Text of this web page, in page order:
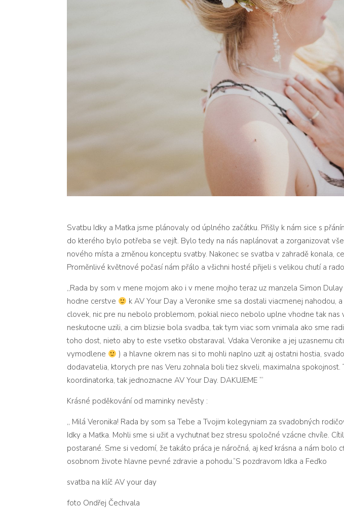
Svatbu Idky a Maťka jsme plánovaly od úplného začátku. Přišly k nám sice s
do kterého bylo potřeba se vejít. Bylo tedy na nás naplánovat a zorganizovat
nového místa a změnou konceptu svatby. Nakonec se svatba v zahradě konala,
Proměnlivé květnové počasí nám přálo a všichni hosté přijeli s velikou chutí a
,,Rada by som v mene mojom ako i v mene mojho teraz uz manzela Simon Dulay
hodne cerstve
k AV Your Day a Veronike sme sa dostali viacmenej
clovek, nic pre nu nebolo problemom, pokial nieco nebolo uplne vhodne tak
neskutocne uzili, a cim blizsie bola svadba, tak tym viac som vnimala ako sme
toho dost, nieto aby to este vsetko obstaraval. Vdaka Veronike a jej uzasnemu
vymodlene
) a hlavne okrem nas si to mohli naplno uzit aj ostatni hostia,
dodavatelia, ktorych pre nas Veru zohnala boli tiez skveli, maximalna
koordinatorka, tak jednoznacne AV Your Day. DAKUJEME “‘
Krásné poděkování od maminky nevěsty :
,, Milá Veronika! Rada by som sa Tebe a Tvojim kolegyniam za svadobných
Idky a Maťka. Mohli sme si užiť a vychutnať bez stresu spoločné vzácne chvíle.
postarané. Sme si vedomí, že takáto práca je náročná, aj keď krásna a nám
osobnom živote hlavne pevné zdravie a pohodu.“S pozdravom Idka a Feďko
svatba na klíč AV your day
foto Ondřej Čechvala